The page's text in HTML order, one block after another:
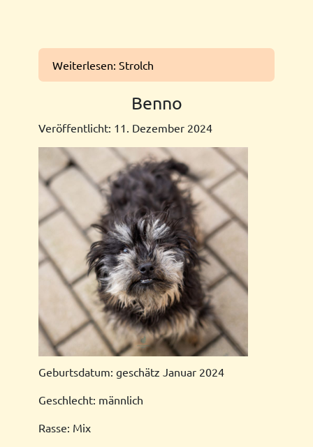
Weiterlesen: Strolch
Benno
Veröffentlicht: 11. Dezember 2024
Geburtsdatum: geschätz Januar 2024
Geschlecht: männlich
Rasse: Mix